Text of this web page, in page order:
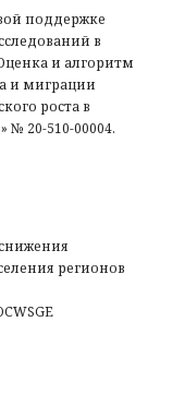
поддержке
в
и алгоритм
и миграции
роста в
№ 20-510-00004.
регионов